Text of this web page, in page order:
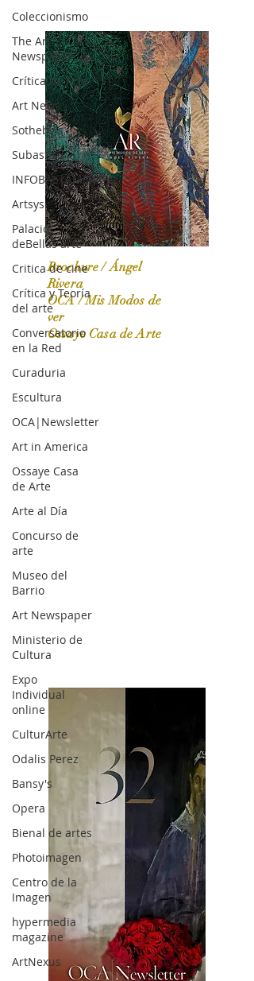
Coleccionismo
The Art
Newspaper
Crítica de Arte
Art News
Sotheby's
Subasta
INFOBAE|AMERICA
Artsys
Palacio
deBellas arte
Critica de cine
Crítica y Teoría
del arte
Conversatorio
en la Red
Curaduria
Escultura
OCA|Newsletter
Art in America
Ossaye Casa
de Arte
Arte al Día
Concurso de
arte
Museo del
Barrio
Art Newspaper
Ministerio de
Cultura
Expo
Individual
online
CulturArte
Odalis Perez
Bansy's
Opera
Bienal de artes
Photoimagen
Centro de la
Imagen
hypermedia
magazine
ArtNexus
OCA|News 31 / Marzo-Abril / 2024
Brochure / Ángel
Rivera
OCA / Mis Modos de
ver
Ossaye Casa de Arte